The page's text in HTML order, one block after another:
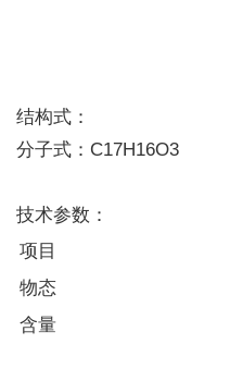
结构式：
分子式：C17H16O3
技术参数：
项目
物态
含量